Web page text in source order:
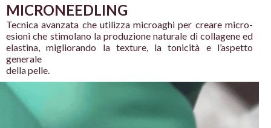
MICRONEEDLING
Tecnica avanzata che utilizza microaghi per crearemicro-
esioni che stimolano la produzione naturale di collagene ed
elastina,migliorando la texture, latonicità e l’aspetto
generale
della pelle.